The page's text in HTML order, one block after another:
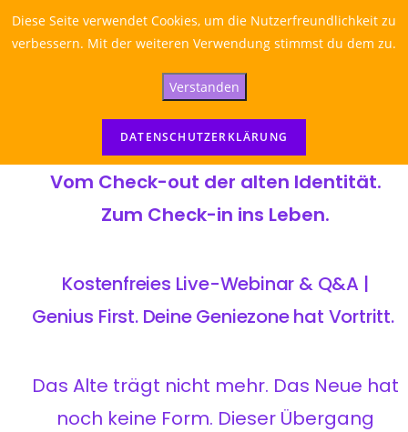
Vom Check-out der alten Identität.
Zum Check-in ins Leben.
Kostenfreies Live-Webinar & Q&A |
Genius First. Deine Geniezone hat Vortritt.
Das Alte trägt nicht mehr. Das Neue hat
noch keine Form. Dieser Übergang
Diese Seite verwendet Cookies, um die Nutzerfreundlichkeit zu
verbessern. Mit der weiteren Verwendung stimmst du dem zu.
Verstanden
DATENSCHUTZERKLÄRUNG